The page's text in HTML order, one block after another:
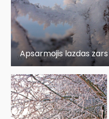
Apsarmojis lazdas zars